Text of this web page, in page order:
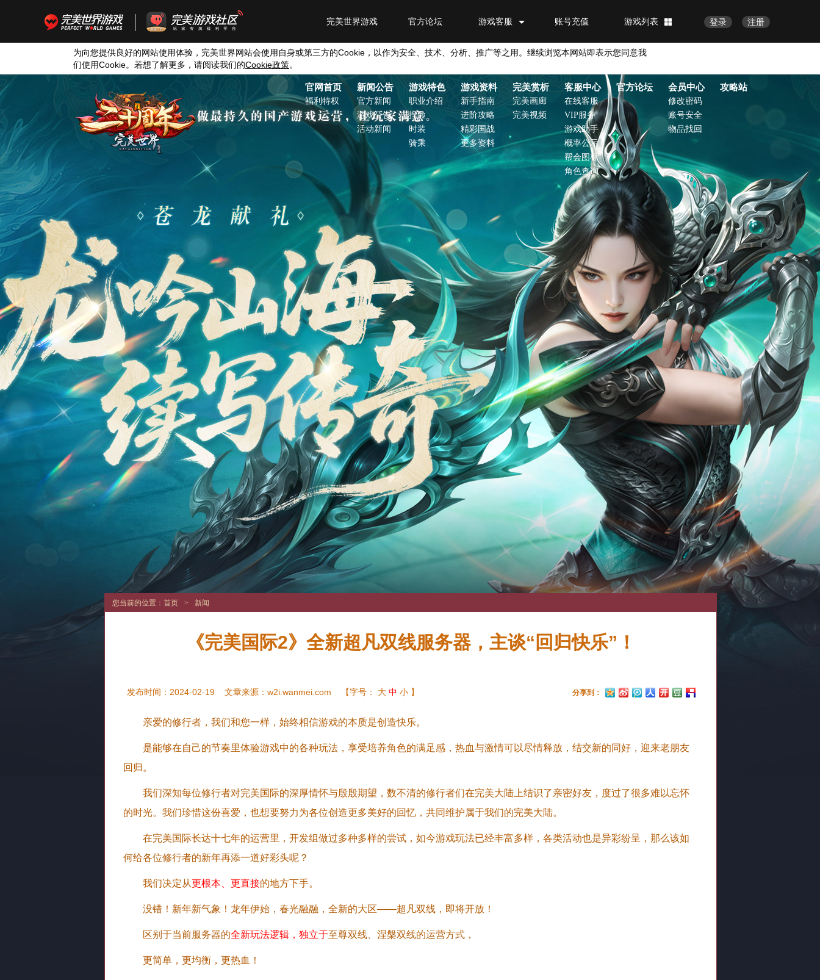
注册
登录
游戏列表
账号充值
游戏客服
官方论坛
完美世界游戏
为向您提供良好的网站使用体验，完美世界网站会使用自身或第三方的Cookie ，以作为安全、技术、分析、推广等之用。继续浏览本网站即表示您同意我
们使用Cookie。若想了解更多，请阅读我们的Cookie政策。
官网首页
福利特权
新闻公告
官方新闻
游戏公告
活动新闻
游戏特色
职业介绍
捏脸
时装
骑乘
游戏资料
新手指南
进阶攻略
精彩国战
更多资料
完美赏析
完美画廊
完美视频
客服中心
在线客服
VIP服务
游戏助手
概率公示
帮会图标
角色查询
官方论坛 会员中心
修改密码
账号安全
物品找回
攻略站
您当前的位置： 首页 > 新闻
《完美国际2》全新超凡双线服务器，主谈“回归快乐”！
分享到：
发布时间：2024-02-19 文章来源： w2i.wanmei.com 【字号： 大 中 小 】
亲爱的修行者，我们和您一样，始终相信游戏的本质是创造快乐。
是能够在自己的节奏里体验游戏中的各种玩法，享受培养角色的满足感，热血与激情可以尽情释放，结交新的同好，迎来老朋友
回归。
我们深知每位修行者对完美国际的深厚情怀与殷殷期望，数不清的修行者们在完美大陆上结识了亲密好友，度过了很多难以忘怀
的时光。我们珍惜这份喜爱，也想要努力为各位创造更多美好的回忆，共同维护属于我们的完美大陆。
在完美国际长达十七年的运营里，开发组做过多种多样的尝试，如今游戏玩法已经丰富多样，各类活动也是异彩纷呈，那么该如
何给各位修行者的新年再添一道好彩头呢？
我们决定从更根本、更直接的地方下手。
没错！新年新气象！龙年伊始，春光融融，全新的大区——超凡双线，即将开放！
区别于当前服务器的全新玩法逻辑，独立于至尊双线、涅槃双线的运营方式，
更简单，更均衡，更热血！